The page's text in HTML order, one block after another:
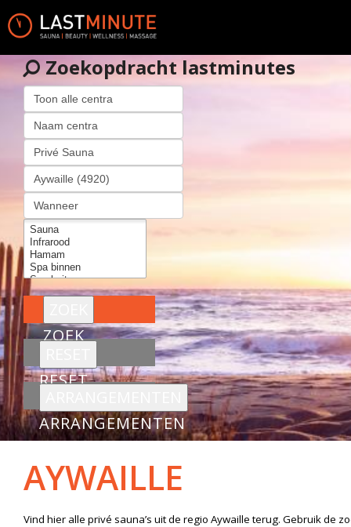
Zoekopdracht lastminutes
ZOEK
RESET
ARRANGEMENTEN
AYWAILLE
Vind hier alle privé sauna’s uit de regio Aywailleterug. Gebruik de